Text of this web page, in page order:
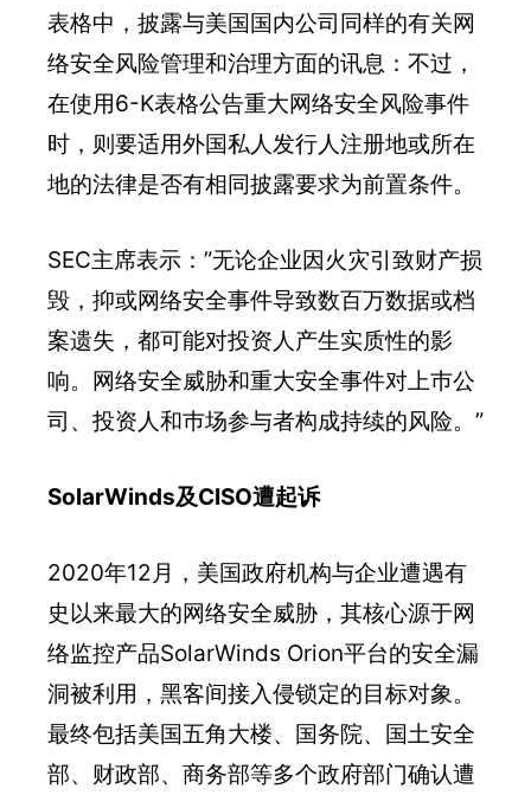
表格中，披露与美国国内公司同样的有关网
络安全风险管理和治理方面的讯息：不过，
在使用6-K表格公告重大网络安全风险事件
时，则要适用外国私人发行人注册地或所在
地的法律是否有相同披露要求为前置条件。
SEC主席表示：”无论企业因火灾引致财产损
毁，抑或网络安全事件导致数百万数据或档
案遗失，都可能对投资人产生实质性的影
响。网络安全威胁和重大安全事件对上巿公
司、投资人和巿场参与者构成持续的风险。”
SolarWinds及CISO遭起诉
2020年12月，美国政府机构与企业遭遇有
史以来最大的网络安全威胁，其核心源于网
络监控产品SolarWinds Orion平台的安全漏
洞被利用，黑客间接入侵锁定的目标对象。
最终包括美国五角大楼、国务院、国土安全
部、财政部、商务部等多个政府部门确认遭